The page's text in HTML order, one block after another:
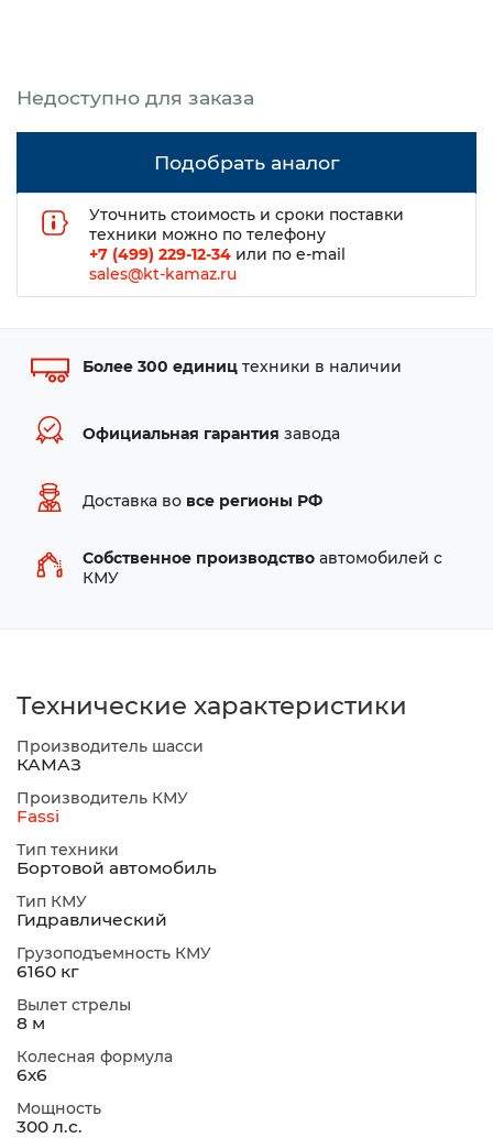
Подобрать аналог
Уточнить стоимость и сроки поставки
техники можно по телефону
+7 (499) 229-12-34 или по e-mail
sales@kt-kamaz.ru
Более 300 единиц техники в наличии
Официальная гарантия завода
Доставка во все регионы РФ
Собственное производство автомобилей с
КМУ
Технические характеристики
Производитель шасси
КАМАЗ
Производитель КМУ
Fassi
Тип техники
Бортовой автомобиль
Тип КМУ
Гидравлический
Грузоподъемность КМУ
6160 кг
Вылет стрелы
8 м
Колесная формула
6х6
Мощность
300 л.с.